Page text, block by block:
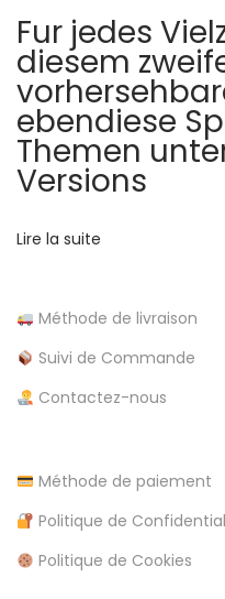
l
’
a
r
i
c
e
e
a
b
z
ü
g
l
h
E
a
u
Fur jedes
diesem
ebendiese
Themen
Versions
Lire la suite
Méthode de livraison
Suivi de Commande
Contactez-nous
Méthode de paiement
Politique de
Politique de Cookies